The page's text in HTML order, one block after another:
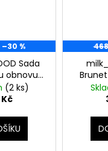
–30 %
Sada
obnovu
Dark
Brown
(2 ks)